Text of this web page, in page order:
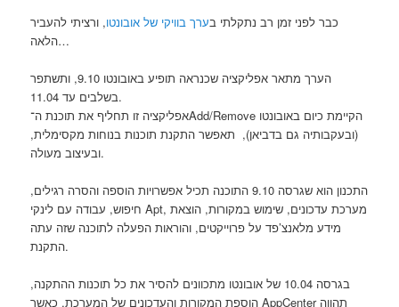
כבר לפני זמן רב נתקלתי בערך בוויקי של אובונטו, ורציתי להעביר
הלאה…
הערך מתאר אפליקציה שכנראה תופיע באובונטו 9.10, ותשתפר
בשלבים עד 11.04.
אפליקציה זו תחליף את תוכנת ה־Add/Remove הקיימת כיום באובונטו
(ובעקבותיה גם בדביאן), תאפשר התקנת תוכנות בנוחות מקסימלית,
ובעיצוב מעולה.
התכנון הוא שגרסה 9.10 התוכנה תכיל אפשרויות הוספה והסרה רגילים,
חיפוש, עבודה עם לינקי Apt, מערכת עדכונים, שימוש במקורות, הוצאת
מידע מלאנצ’פד על פרוייקטים, והוראות הפעלה לתוכנה שזה עתה
התקנת.
בגרסה 10.04 של אובונטו מתכוונים להסיר את כל תוכנות ההתקנה,
הוספת המקורות והעדכונים של המערכת, כאשר AppCenter תהווה